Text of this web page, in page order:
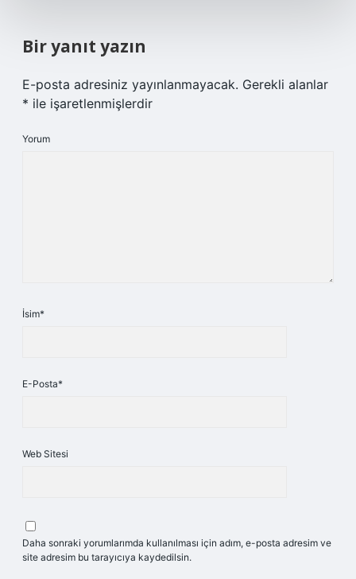
Bir yanıt yazın
E-posta adresiniz yayınlanmayacak. Gerekli alanlar
* ile işaretlenmişlerdir
Yorum
İsim*
E-Posta*
Web Sitesi
Daha sonraki yorumlarımda kullanılması için adım, e-posta adresim ve
site adresim bu tarayıcıya kaydedilsin.